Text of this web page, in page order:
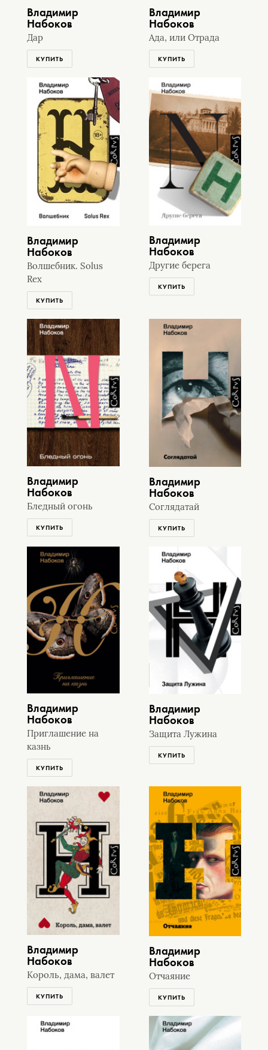
Владимир
Набоков
Дар
КУПИТЬ
Владимир
Набоков
Ада, или Отрада
КУПИТЬ
Владимир
Набоков
Волшебник. Solus
Rex
КУПИТЬ
Владимир
Набоков
Другие берега
КУПИТЬ
Владимир
Набоков
Бледный огонь
КУПИТЬ
Владимир
Набоков
Соглядатай
КУПИТЬ
Владимир
Набоков
Приглашение на
казнь
КУПИТЬ
Владимир
Набоков
Защита Лужина
КУПИТЬ
Владимир
Набоков
Король, дама, валет
КУПИТЬ
Владимир
Набоков
Отчаяние
КУПИТЬ